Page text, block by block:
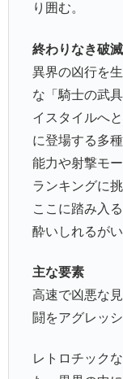
り囲む。
終わりなき破滅
異界の凶行を
な「騎士の武
イスタイルへ
に登場する多
能力や射撃モ
ランキングに
ここに踏み入
酔いしれるがい
主な要素
高速で凶悪な
闘をアグレッ
レトロチック